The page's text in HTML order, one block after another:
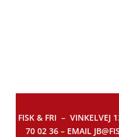
FISK & FRI – VINKELVEJ
70 02 36 – EMAIL